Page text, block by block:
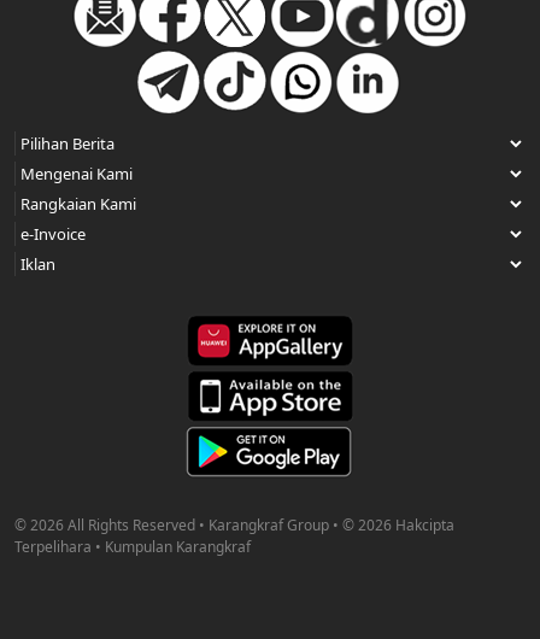
© 2026 All Rights Reserved • Karangkraf Group • © 2026 Hakcipta
Terpelihara • Kumpulan Karangkraf